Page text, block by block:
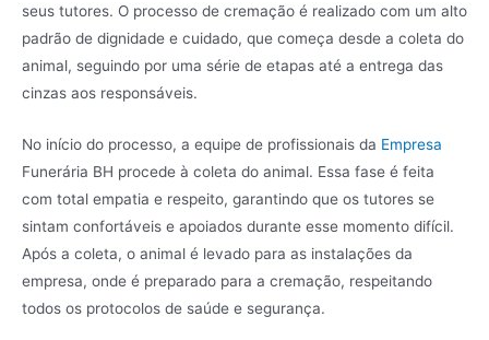
seus tutores. O processo de cremação é realizado com um alto
padrão de dignidade e cuidado, que começa desde a coleta do
animal, seguindo por uma série de etapas até a entrega das
cinzas aos responsáveis.
No início do processo, a equipe de profissionais da Empresa
Funerária BH procede à coleta do animal. Essa fase é feita
com total empatia e respeito, garantindo que os tutores se
sintam confortáveis e apoiados durante esse momento difícil.
Após a coleta, o animal é levado para as instalações da
empresa, onde é preparado para a cremação, respeitando
todos os protocolos de saúde e segurança.